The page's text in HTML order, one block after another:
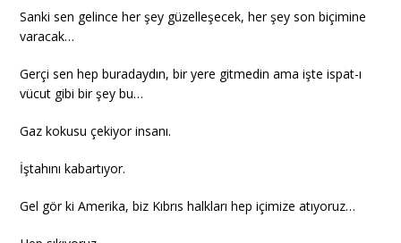
Sanki sen gelince her şey güzelleşecek, her şey son biçimine
varacak…
Gerçi sen hep buradaydın, bir yere gitmedin ama işte ispat-ı
vücut gibi bir şey bu…
Gaz kokusu çekiyor insanı.
İştahını kabartıyor.
Gel gör ki Amerika, biz Kıbrıs halkları hep içimize atıyoruz…